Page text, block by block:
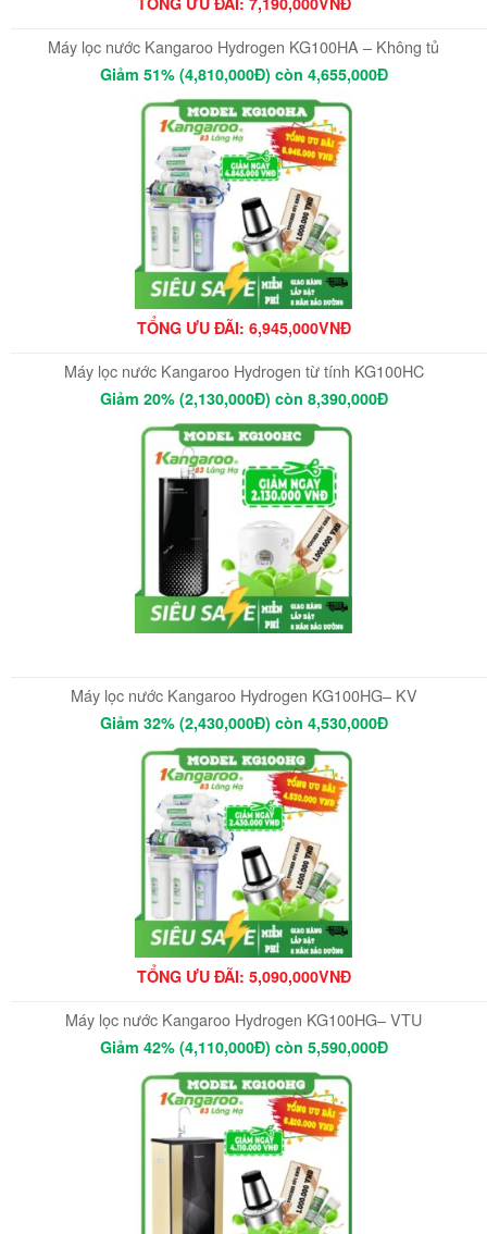
Máy lọc nước Kangaroo Hydrogen KG100HA – Không tủ
Giảm 51% (4,810,000Đ) còn 4,655,000Đ
TỔNG ƯU ĐÃI: 6,945,000VNĐ
Máy lọc nước Kangaroo Hydrogen từ tính KG100HC
Giảm 20% (2,130,000Đ) còn 8,390,000Đ
Máy lọc nước Kangaroo Hydrogen KG100HG– KV
Giảm 32% (2,430,000Đ) còn 4,530,000Đ
TỔNG ƯU ĐÃI: 5,090,000VNĐ
Máy lọc nước Kangaroo Hydrogen KG100HG– VTU
Giảm 42% (4,110,000Đ) còn 5,590,000Đ